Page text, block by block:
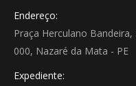
Endereço:
Praça Herculano
000, Nazaré da Mata - PE
Expediente: